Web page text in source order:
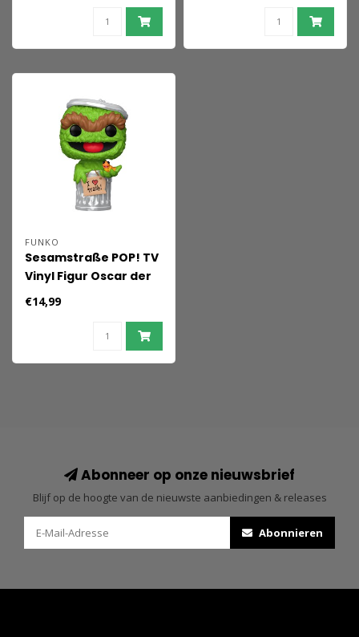
FUNKO
Sesamstraße POP! TV
Vinyl Figur Oscar der
Griesgram 9 cm
€14,99
Abonneer op onze nieuwsbrief
Blijf op de hoogte van de nieuwste aanbiedingen & releases
Abonnieren